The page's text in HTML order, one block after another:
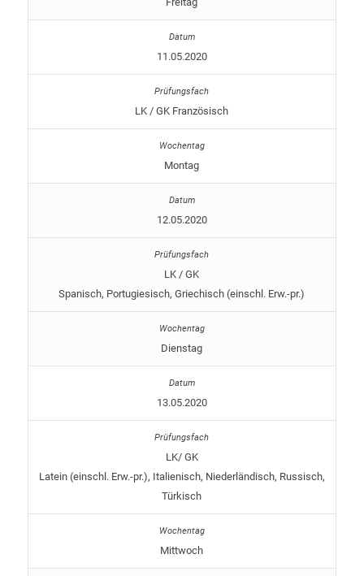
11.05.2020
LK / GK Französisch
Montag
12.05.2020
LK / GK
Spanisch, Portugiesisch, Griechisch (einschl. Erw.-pr.)
Dienstag
13.05.2020
LK/ GK
Latein (einschl. Erw.-pr.), Italienisch, Niederländisch, Russisch,
Türkisch
Mittwoch